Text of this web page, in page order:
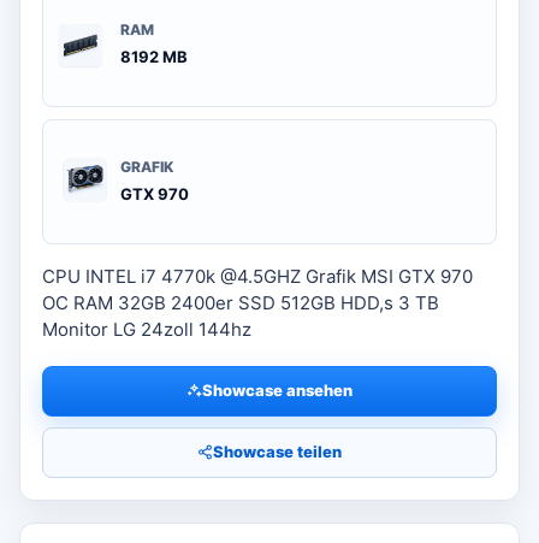
RAM
8192 MB
GRAFIK
GTX 970
CPU INTEL i7 4770k @4.5GHZ Grafik MSI GTX 970
OC RAM 32GB 2400er SSD 512GB HDD,s 3 TB
Monitor LG 24zoll 144hz
Showcase ansehen
Showcase teilen